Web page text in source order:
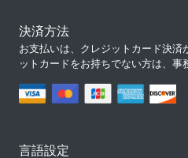
決済方法
お支払いは、クレジットカード決済
ットカードをお持ちでない方は、事
言語設定